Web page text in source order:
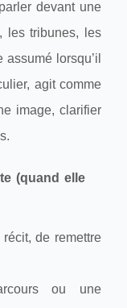
devant une
les tribunes, les
lorsqu’il
agit comme
image, clarifier
(quand elle
de remettre
ou une